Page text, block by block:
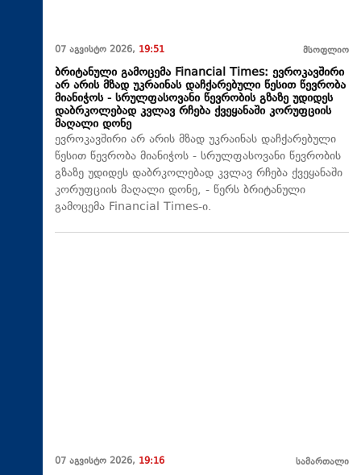
07 აგვისტო 2026, 19:51 მსოფლიო
ბრიტანული გამოცემა Financial Times: ევროკავშირი
არ არის მზად უკრაინას დაჩქარებული წესით წევრობა
მიანიჭოს - სრულფასოვანი წევრობის გზაზე უდიდეს
დაბრკოლებად კვლავ რჩება ქვეყანაში კორუფციის
მაღალი დონე
ევროკავშირი არ არის მზად უკრაინას დაჩქარებული
წესით წევრობა მიანიჭოს - სრულფასოვანი წევრობის
გზაზე უდიდეს დაბრკოლებად კვლავ რჩება ქვეყანაში
კორუფციის მაღალი დონე, - წერს ბრიტანული
გამოცემა Financial Times-ი.
07 აგვისტო 2026, 19:16 სამართალი